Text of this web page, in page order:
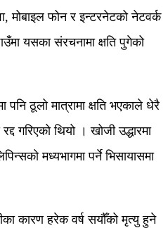
मोबाइल फोन र इन्टरनेटको नेटवर्क
यसका संरचनामा क्षति पुगेको
ठूलो मात्रामा क्षति भएकाले धेरै
गरिएको थियो । खोजी उद्धारमा
मध्यभागमा पर्ने भिसायासमा
कारण हरेक वर्ष सयौँको मृत्यु हुने